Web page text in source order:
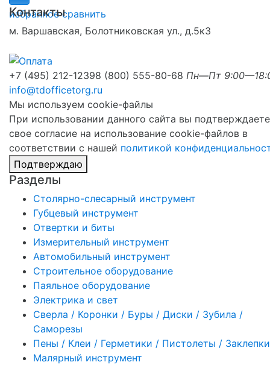
избранное сравнить
Контакты
м. Варшавская, Болотниковская ул., д.5к3
+7 (495) 212-12398 (800) 555-80-68 Пн—Пт
info@tdofficetorg.ru
Мы используем cookie-файлы
При использовании данного сайта вы подтверждаете
свое согласие на использование cookie-файлов в
соответствии с нашей политикой
Подтверждаю
Разделы
Столярно-слесарный инструмент
Губцевый инструмент
Отвертки и биты
Измерительный инструмент
Автомобильный инструмент
Строительное оборудование
Паяльное оборудование
Электрика и свет
Сверла / Коронки / Буры / Диски / Зубила /
Саморезы
Пены / Клеи / Герметики / Пистолеты / Заклепки
Малярный инструмент